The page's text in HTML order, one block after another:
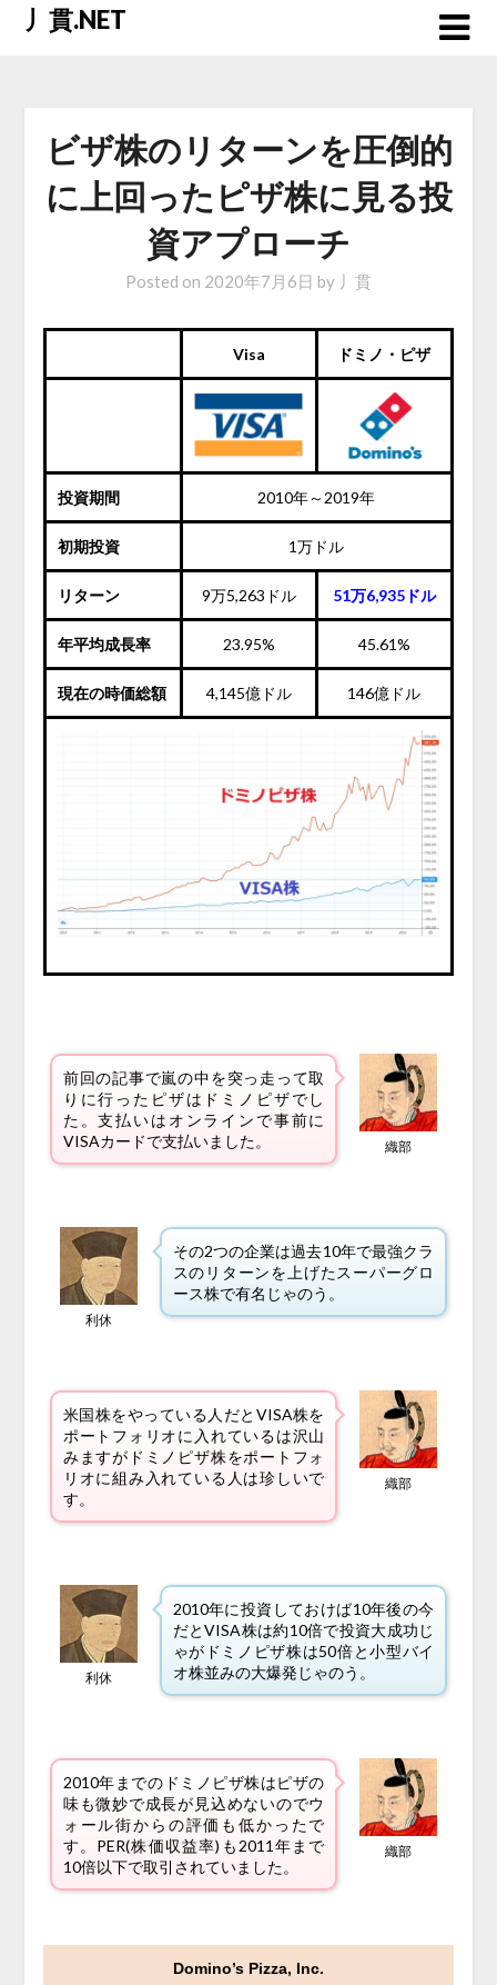
Skip丿貫.NET
ビザ株のリターンを圧倒的
に上回ったピザ株に見る投
資アプローチ
Posted on 2020年7月6日 by 丿貫
Visa ドミノ・ピザ
投資期間 2010年～2019年
初期投資 1万ドル
リターン 9万5,263ドル 51万6,935ドル
年平均成長率 23.95% 45.61%
現在の時価総額 4,145億ドル 146億ドル
前回の記事で嵐の中を突っ走って取
りに行ったピザはドミノピザでし
た。支払いはオンラインで事前に
VISAカードで支払いました。
織部
利休
その2つの企業は過去10年で最強クラ
スのリターンを上げたスーパーグロ
ース株で有名じゃのう。
米国株をやっている人だとVISA株を
ポートフォリオに入れているは沢山
みますがドミノピザ株をポートフォ
リオに組み入れている人は珍しいで
す。
織部
利休
2010年に投資しておけば10年後の今
だとVISA株は約10倍で投資大成功じ
ゃがドミノピザ株は50倍と小型バイ
オ株並みの大爆発じゃのう。
2010年までのドミノピザ株はピザの
味も微妙で成長が見込めないのでウ
ォール街からの評価も低かったで
す。PER(株価収益率)も2011年まで
10倍以下で取引されていました。
織部
Domino’s Pizza, Inc.